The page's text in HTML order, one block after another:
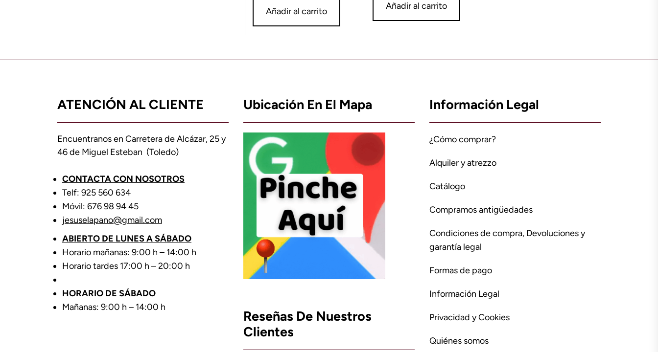
Añadir al carrito Añadir al carrito
ATENCIÓN AL CLIENTE
Encuentranos en Carretera de Alcázar, 25 y
46 de Miguel Esteban (Toledo)
CONTACTA CON NOSOTROS
Telf: 925 560 634
Móvil: 676 98 94 45
jesuselapano@gmail.com
ABIERTO DE LUNES A SÁBADO
Horario mañanas: 9:00 h – 14:00 h
Horario tardes 17:00 h – 20:00 h
HORARIO DE SÁBADO
Mañanas: 9:00 h – 14:00 h
Ubicación En El Mapa
Reseñas De Nuestros
Clientes
Información Legal
¿Cómo comprar?
Alquiler y atrezzo
Catálogo
Compramos antigüedades
Condiciones de compra, Devoluciones y
garantía legal
Formas de pago
Información Legal
Privacidad y Cookies
Quiénes somos